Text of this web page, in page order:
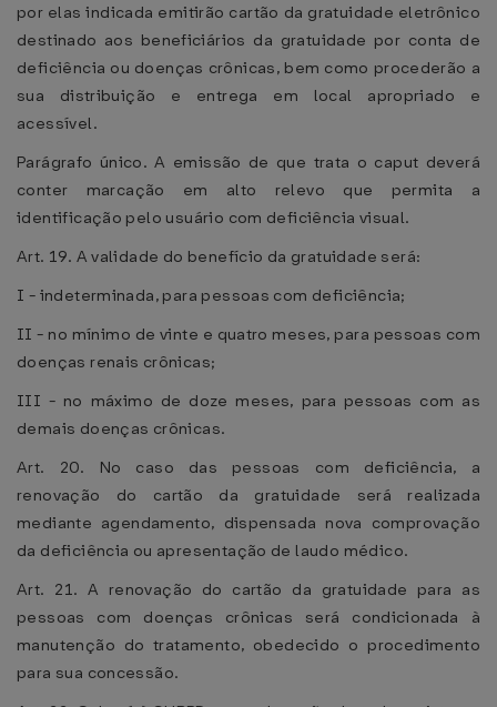
por elas indicada emitirão cartão da gratuidade eletrônico
destinado aos beneficiários da gratuidade por conta de
deficiência ou doenças crônicas, bem como procederão a
sua distribuição e entrega em local apropriado e
acessível.
Parágrafo único. A emissão de que trata o caput deverá
conter marcação em alto relevo que permita a
identificação pelo usuário com deficiência visual.
Art. 19. A validade do benefício da gratuidade será:
I - indeterminada, para pessoas com deficiência;
II - no mínimo de vinte e quatro meses, para pessoas com
doenças renais crônicas;
III - no máximo de doze meses, para pessoas com as
demais doenças crônicas.
Art. 20. No caso das pessoas com deficiência, a
renovação do cartão da gratuidade será realizada
mediante agendamento, dispensada nova comprovação
da deficiência ou apresentação de laudo médico.
Art. 21. A renovação do cartão da gratuidade para as
pessoas com doenças crônicas será condicionada à
manutenção do tratamento, obedecido o procedimento
para sua concessão.